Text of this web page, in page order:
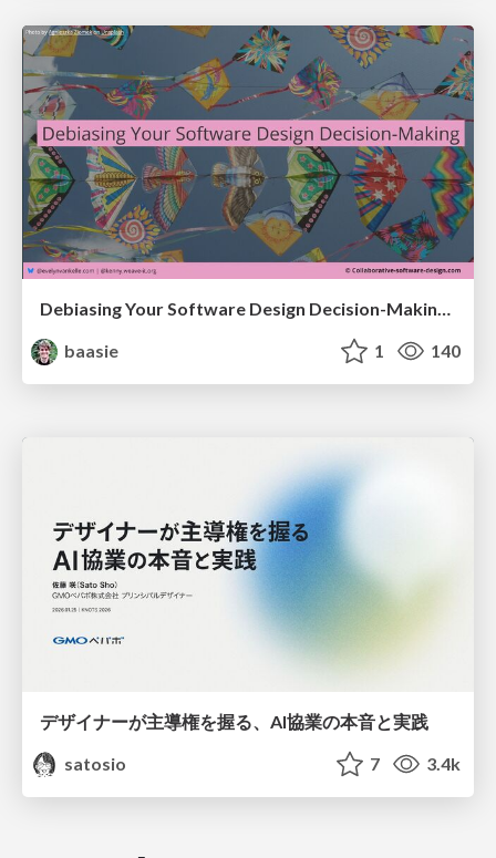
Debiasing Your Software Design Decision-Making @ Flowcon '26
baasie
1 140
デザイナーが主導権を握る、AI協業の本音と実践
satosio
7 3.4k